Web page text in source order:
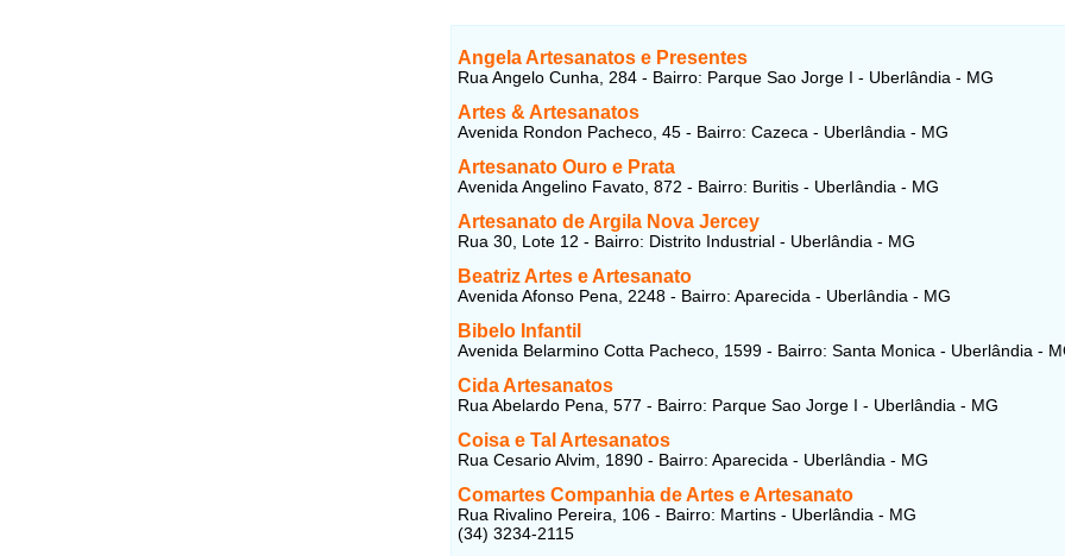
Angela Artesanatos e Presentes
Rua Angelo Cunha, 284 - Bairro: Parque Sao Jorge I - Uberlândia - MG
Artes & Artesanatos
Avenida Rondon Pacheco, 45 - Bairro: Cazeca - Uberlândia - MG
Artesanato Ouro e Prata
Avenida Angelino Favato, 872 - Bairro: Buritis - Uberlândia - MG
Artesanato de Argila Nova Jercey
Rua 30, Lote 12 - Bairro: Distrito Industrial - Uberlândia - MG
Beatriz Artes e Artesanato
Avenida Afonso Pena, 2248 - Bairro: Aparecida - Uberlândia - MG
Bibelo Infantil
Avenida Belarmino Cotta Pacheco, 1599 - Bairro: Santa Monica - Uberlândia -
Cida Artesanatos
Rua Abelardo Pena, 577 - Bairro: Parque Sao Jorge I - Uberlândia - MG
Coisa e Tal Artesanatos
Rua Cesario Alvim, 1890 - Bairro: Aparecida - Uberlândia - MG
Comartes Companhia de Artes e Artesanato
Rua Rivalino Pereira, 106 - Bairro: Martins - Uberlândia - MG
(34) 3234-2115